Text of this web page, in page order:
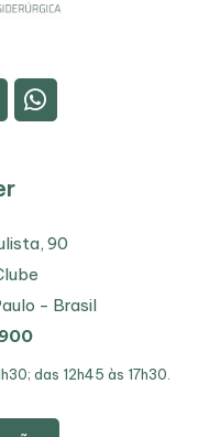
90
- Brasil
das 12h45 às 17h30.